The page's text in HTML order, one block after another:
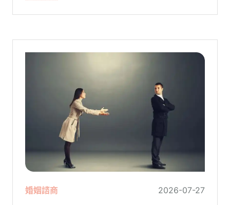
能吸引財富、關係與健康。這類論述聽起來
療癒，卻經常缺乏實證基礎，甚至可能對正
婚姻諮商 2026-07-27